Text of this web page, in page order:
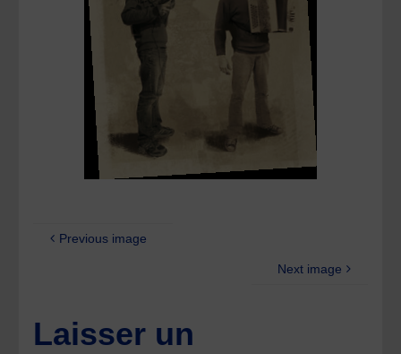
Previous image
Next image
Laisser un